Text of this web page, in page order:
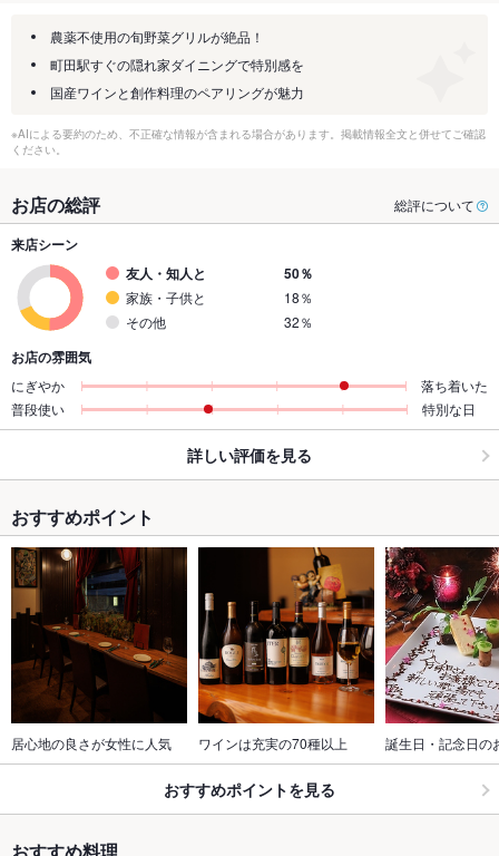
農薬不使用の旬野菜グリルが絶品！
町田駅すぐの隠れ家ダイニングで特別感を
国産ワインと創作料理のペアリングが魅力
※AIによる要約のため、不正確な情報が含まれる場合があります。掲載情報全文と併せてご確認
ください。
お店の総評 総評について
来店シーン
友人・知人と
50％
家族・子供と
18％
その他
32％
お店の雰囲気
にぎやか
落ち着いた
普段使い
特別な日
詳しい評価を見る
おすすめポイント
居心地の良さが女性に人気 ワインは充実の70種以上 誕生日・記念日の
おすすめポイントを見る